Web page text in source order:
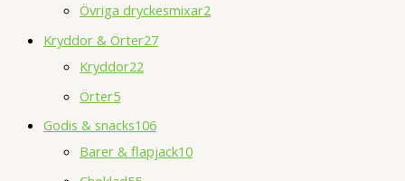
Övriga dryckesmixar2
Kryddor & Örter27
Kryddor22
Örter5
Godis & snacks106
Barer & flapjack10